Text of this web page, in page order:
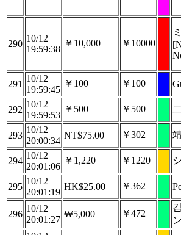
290
10/12
19:59:38
￥10,000 ￥10000
291
10/12
19:59:45
￥100 ￥100
292
10/12
19:59:53
￥500 ￥500
293
10/12
20:00:34
NT$75.00 ￥302
294
10/12
20:01:06
￥1,220 ￥1220
295
10/12
20:01:19
HK$25.00 ￥362
296
10/12
20:01:27
₩5,000 ￥472